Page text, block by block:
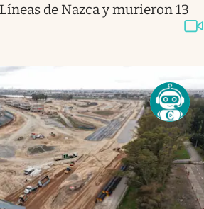
de Nazca y murieron 13